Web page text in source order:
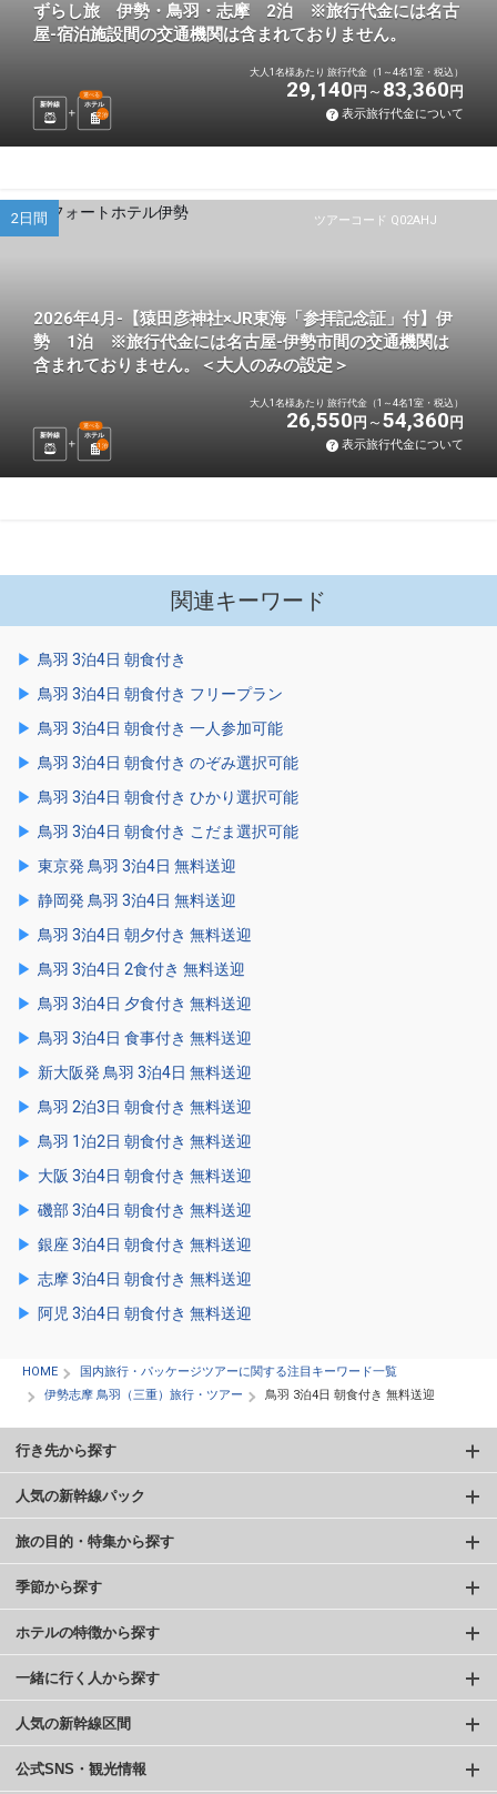
ずらし旅 伊勢・鳥羽・志摩 2泊 ※旅行代金には名古
屋-宿泊施設間の交通機関は含まれておりません。
新幹線 ホテル
選べる
2泊
大人1名様あたり 旅行代金（1～4名1室・税込）
29,140 円 83,360 円
表示旅行代金について
ツアーコード Q02AHJ
2日間
2026年4月-【猿田彦神社×JR東海「参拝記念証」付】伊
勢 1泊 ※旅行代金には名古屋-伊勢市間の交通機関は
含まれておりません。＜大人のみの設定＞
新幹線 ホテル
選べる
1 泊
大人1名様あたり 旅行代金（1～4名1室・税込）
26,550 円 54,360 円
表示旅行代金について
関連キーワード
鳥羽 3泊4日 朝食付き
鳥羽 3泊4日 朝食付き フリープラン
鳥羽 3泊4日 朝食付き 一人参加可能
鳥羽 3泊4日 朝食付き のぞみ選択可能
鳥羽 3泊4日 朝食付き ひかり選択可能
鳥羽 3泊4日 朝食付き こだま選択可能
東京発 鳥羽 3泊4日 無料送迎
静岡発 鳥羽 3泊4日 無料送迎
鳥羽 3泊4日 朝夕付き 無料送迎
鳥羽 3泊4日 2食付き 無料送迎
鳥羽 3泊4日 夕食付き 無料送迎
鳥羽 3泊4日 食事付き 無料送迎
新大阪発 鳥羽 3泊4日 無料送迎
鳥羽 2泊3日 朝食付き 無料送迎
鳥羽 1泊2日 朝食付き 無料送迎
大阪 3泊4日 朝食付き 無料送迎
磯部 3泊4日 朝食付き 無料送迎
銀座 3泊4日 朝食付き 無料送迎
志摩 3泊4日 朝食付き 無料送迎
阿児 3泊4日 朝食付き 無料送迎
HOME
国内旅行・パッケージツアーに関する注目キーワード一覧
伊勢志摩 鳥羽（三重）旅行・ツアー
鳥羽 3泊4日 朝食付き 無料送迎
行き先から探す
人気の新幹線パック
旅の目的・特集から探す
季節から探す
ホテルの特徴から探す
一緒に行く人から探す
人気の新幹線区間
公式SNS・観光情報